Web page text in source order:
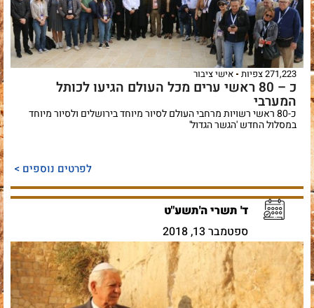
271,223 צפיות אישי ציבור
כ – 80 ראשי ערים מכל העולם הגיעו לכותל
המערבי
כ-80 ראשי רשויות מרחבי העולם לסיור מיוחד בירושלים ולסיור מיוחד
במסלול החדש 'הגשר הגדול'
לפרטים נוספים >
ד' תשרי ה'תשע"ט
ספטמבר 13, 2018